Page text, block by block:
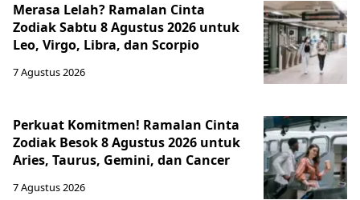
Merasa Lelah? Ramalan Cinta
Zodiak Sabtu 8 Agustus 2026 untuk
Leo, Virgo, Libra, dan Scorpio
7 Agustus 2026
Perkuat Komitmen! Ramalan Cinta
Zodiak Besok 8 Agustus 2026 untuk
Aries, Taurus, Gemini, dan Cancer
7 Agustus 2026